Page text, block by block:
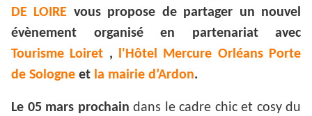
DE LOIRE vous propose de partager un nouvel
évènement organisé en partenariat avec
Tourisme Loiret , l'Hôtel Mercure Orléans Porte
de Sologne et la mairie d’Ardon.
Le 05 mars prochain dans le cadre chic et cosy du